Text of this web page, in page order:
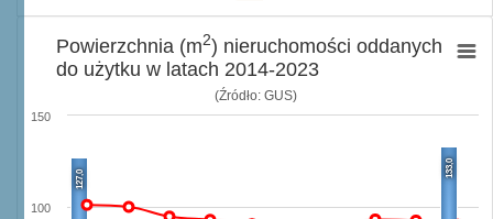
(Źródło: GUS)
127,0
133,0
100
150
Powierzchnia (m2) nieruchomości oddanych
do użytku w latach 2014-2023